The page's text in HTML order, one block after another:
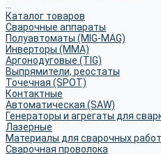
Каталог товаров
Сварочные аппараты
Полуавтоматы (MIG-MAG)
Инверторы (MMA)
Аргонодуговые (TIG)
Выпрямители, реостаты
Точечная (SPOT)
Контактные
Автоматическая (SAW)
Генераторы и агрегаты для
Лазерные
Материалы для сварочных работ
Сварочная проволока